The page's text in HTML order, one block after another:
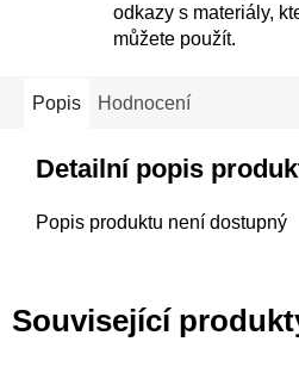
odkazy s materiály,
můžete použít.
Popis Hodnocení
Detailní popis
Popis produktu není dostupný
Související